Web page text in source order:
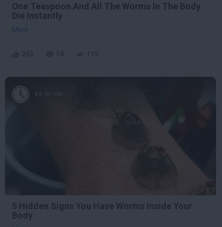
One Teaspoon And All The Worms In The Body
Die Instantly
More
4 h 53 min
5 Hidden Signs You Have Worms Inside Your
Body